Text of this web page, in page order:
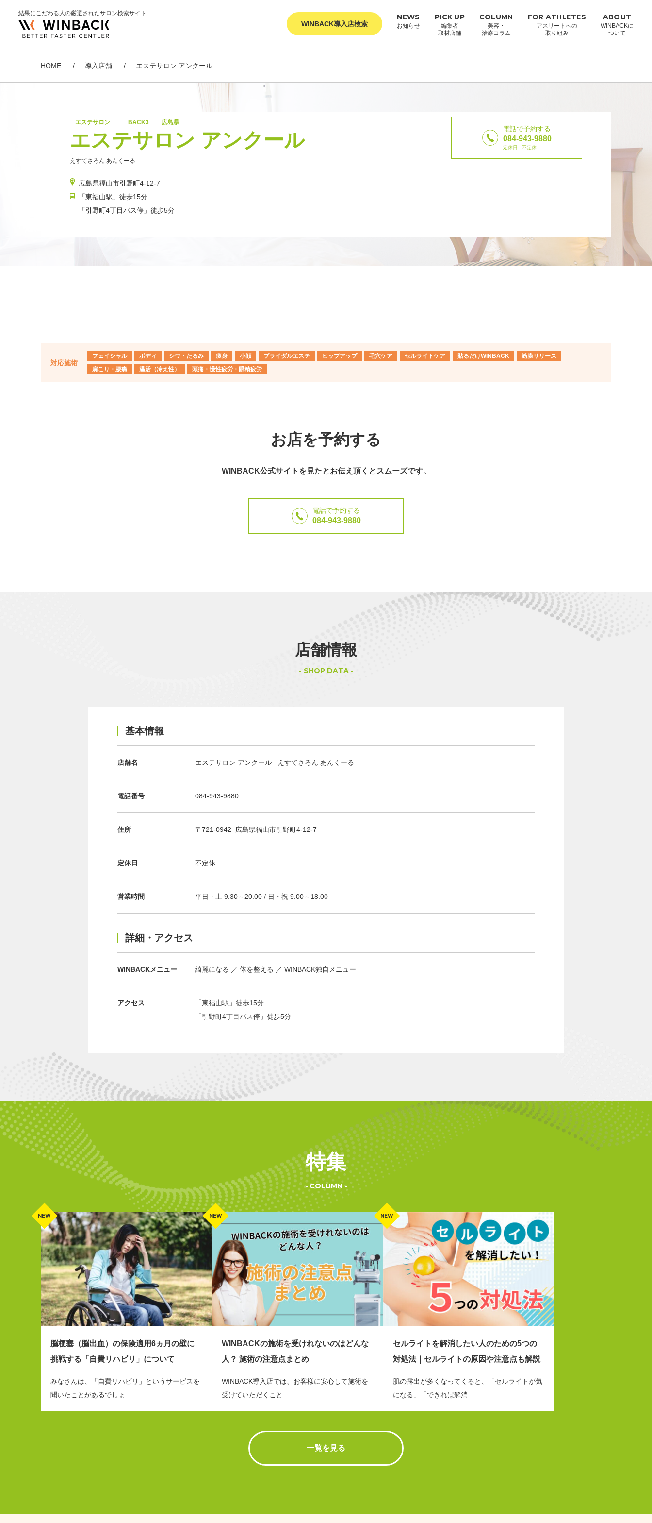
結果にこだわる人の厳選されたサロン検索サイト NEWS
お知らせ
PICK UP
編集者
取材店舗
COLUMN
美容・
治療コラム
FOR ATHLETES
アスリートへの
取り組み
ABOUT
WINBACKに
ついて
WINBACK導入店検索
HOME 導入店舗 エステサロン アンクール
エステサロン BACK3 広島県
エステサロン アンクール
えすてさろん あんくーる
広島県福山市引野町4-12-7
「東福山駅」徒歩15分
「引野町4丁目バス停」徒歩5分
電話で予約する
084-943-9880
定休日 : 不定休
対応施術
フェイシャル ボディ シワ・たるみ 痩身 小顔 ブライダルエステ ヒップアップ 毛穴ケア セルライトケア 貼るだけWINBACK
筋膜リリース
肩こり・腰痛
温活（冷え性） 頭痛・慢性疲労・眼精疲労
お店を予約する
WINBACK公式サイトを見たとお伝え頂くとスムーズです。
電話で予約する
084-943-9880
店舗情報
SHOP DATA
基本情報
店舗名 エステサロン アンクール えすてさろん あんくーる
電話番号 084-943-9880
住所 〒721-0942 広島県福山市引野町4-12-7
定休日 不定休
営業時間 平日・土 9:30～20:00 / 日・祝 9:00～18:00
詳細・アクセス
WINBACKメニュー 綺麗になる 体を整える WINBACK独自メニュー
アクセス
「東福山駅」徒歩15分
「引野町4丁目バス停」徒歩5分
特集
COLUMN
脳梗塞（脳出血）の保険適用6ヵ月の壁に
挑戦する「自費リハビリ」について
みなさんは、「自費リハビリ」というサービスを
聞いたことがあるでしょ…
WINBACKの施術を受けれないのはどんな
人？ 施術の注意点まとめ
WINBACK導入店では、お客様に安心して施術を
受けていただくこと…
セルライトを解消したい人のための5つの
対処法｜セルライトの原因や注意点も解説
肌の露出が多くなってくると、「セルライトが気
になる」「できれば解消…
一覧を見る